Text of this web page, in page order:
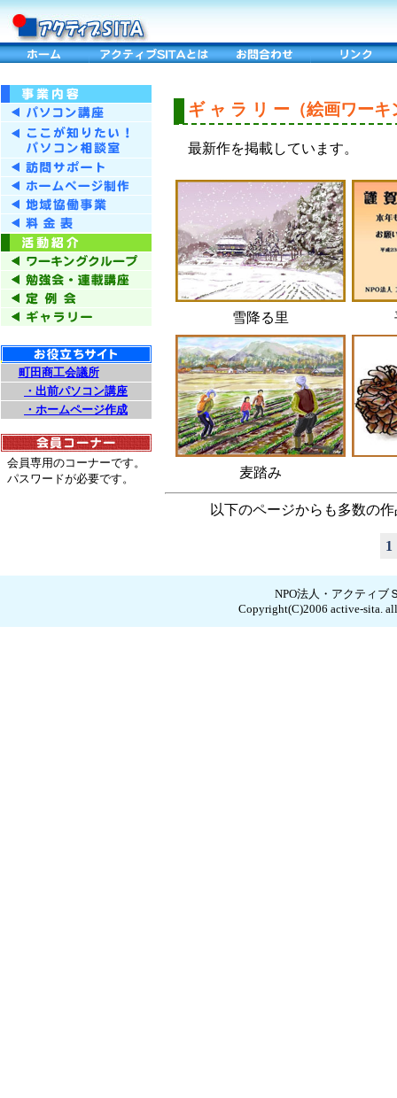
町田商工会議所
・出前パソコン講座
・ホームページ作成
会員専用のコーナーです。
パスワードが必要です。
ギ ャ ラ リ ー（絵画ワー
最新作を掲載しています。
雪降る里
麦踏み
以下のページからも多数の
1
NPO法人・アクティブ
Copyright(C)2006 active-sita.